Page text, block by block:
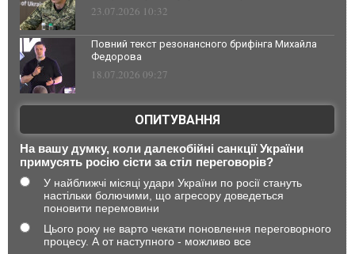
23.07.2026 10:32
Повний текст резонансного брифінга Михайла
Федорова
18.07.2026 09:27
ОПИТУВАННЯ
На вашу думку, коли далекобійні санкції України
примусять росію сісти за стіл переговорів?
У найближчі місяці удари України по росії стануть
настільки болючими, що агресору доведеться
поновити перемовини
Цього року не варто чекати поновлення переговорного
процесу. А от наступного - можливо все